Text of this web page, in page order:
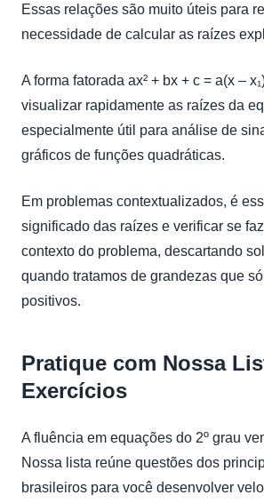
Essas relações são muito úteis para
necessidade de calcular as raízes
A forma fatorada ax² + bx + c = a(x –
visualizar rapidamente as raízes da
especialmente útil para análise de
gráficos de funções quadráticas.
Em problemas contextualizados, é
significado das raízes e verificar se
contexto do problema, descartando
quando tratamos de grandezas que
positivos.
Pratique com Nossa
Exercícios
A fluência em equações do 2º grau
Nossa lista reúne questões dos
brasileiros para você desenvolver